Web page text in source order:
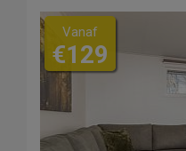
Vanaf
€129